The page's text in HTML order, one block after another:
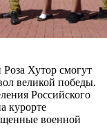
Хутор смогут
великой победы.
Российского
курорте
военной